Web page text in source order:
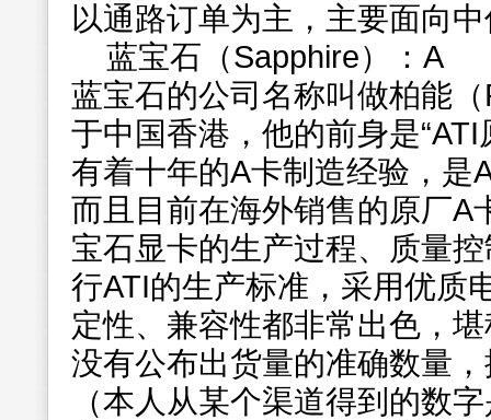
以通路订单为主，主要面向
蓝宝石（Sapphire）：A
蓝宝石的公司名称叫做柏能
于中国香港，他的前身是
有着十年的A卡制造经验，是
而且目前在海外销售的原厂A
宝石显卡的生产过程、质量
行ATI的生产标准，采用优质
定性、兼容性都非常出色，
没有公布出货量的准确数量
（本人从某个渠道得到的数